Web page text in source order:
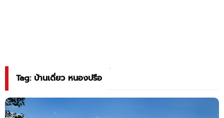
Tag: บ้านเดี่ยว หนองปรือ